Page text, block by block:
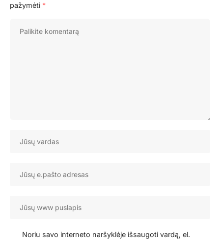
pažymėti *
Noriu savo interneto naršyklėje išsaugoti vardą, el.